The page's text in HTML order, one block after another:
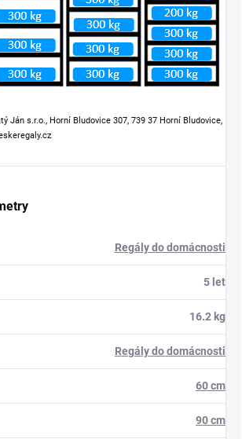
Ján s.r.o., Horní Bludovice 307, 739 37 Horní Bludovice,
Regály do domácnosti
5 let
16.2 kg
Regály do domácnosti
60 cm
90 cm